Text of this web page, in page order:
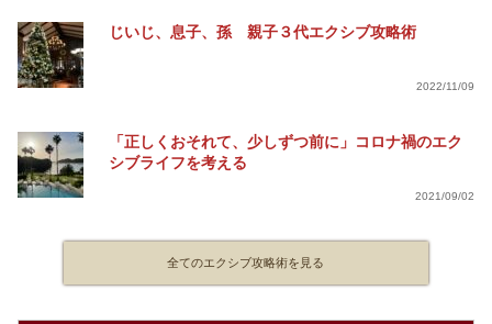
じいじ、息子、孫 親子３代エクシブ攻略術
2022/11/09
「正しくおそれて、少しずつ前に」コロナ禍のエク
シブライフを考える
2021/09/02
全てのエクシブ攻略術を見る